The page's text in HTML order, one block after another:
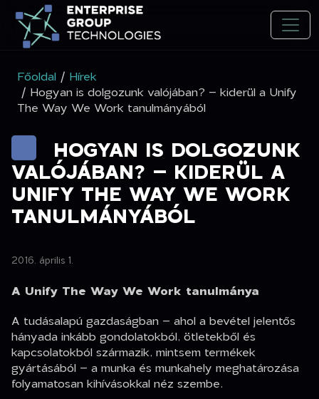
Főoldal / Hírek
/ Hogyan is dolgozunk valójában? – kiderül a Unify
The Way We Work tanulmányából
HOGYAN IS DOLGOZUNK
VALÓJÁBAN? – KIDERÜL A
UNIFY THE WAY WE WORK
TANULMÁNYÁBÓL
2016. április 1.
A Unify The Way We Work tanulmánya
A tudásalapú gazdaságban – ahol a bevétel jelentős
hányada inkább gondolatokból, ötletekből és
kapcsolatokból származik, mintsem termékek
gyártásából – a munka és munkahely meghatározása
folyamatosan kihívásokkal néz szembe.